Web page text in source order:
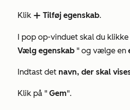
Klik add Tilføj egenskab.
I pop op-vinduet skal du klikke
Vælg egenskab " og vælge en
Indtast det navn, der skal
Klik på " Gem".